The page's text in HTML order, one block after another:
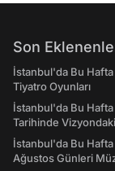
Son
İstanbul'da Bu
Tiyatro Oyunları
İstanbul'da Bu
Tarihinde
İstanbul'da Bu
Ağustos Günleri